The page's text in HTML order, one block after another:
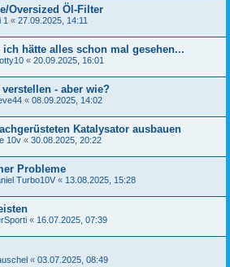
Oversized Öl-Filter
1 « 27.09.2025, 14:11
hätte alles schon mal gesehen...
« 20.09.2025, 16:01
- aber wie?
« 08.09.2025, 14:02
Katalysator ausbauen
10v « 30.08.2025, 20:22
Probleme
Turbo10V « 13.08.2025, 15:28
« 16.07.2025, 07:39
« 03.07.2025, 08:49